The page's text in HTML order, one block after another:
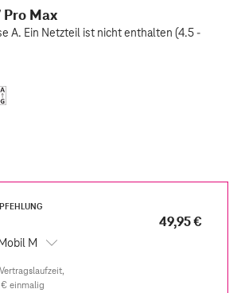
Pro Max
A. Ein Netzteil ist nicht enthalten (4.5 -
M
49,95 €
einmalig